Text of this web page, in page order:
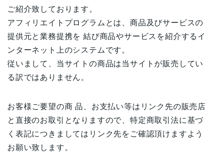
ご紹介致しております。
アフィリエイトプログラムとは、商品及びサービスの
提供元と業務提携を 結び商品やサービスを紹介するイ
ンターネット上のシステムです。
従いまして、当サイトの商品は当サイトが販売してい
る訳ではありません。
お客様ご要望の商 品、お支払い等はリンク先の販売店
と直接のお取引となりますので、特定商取引法に基づ
く表記につきましてはリンク先をご確認頂けますよう
お願い致します。